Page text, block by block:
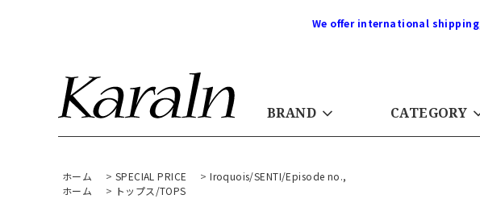
We offer international
BRAND CATEGORY
ホーム > SPECIAL PRICE >Iroquois/SENTI/Episode no.,
ホーム
> トップス/TOPS